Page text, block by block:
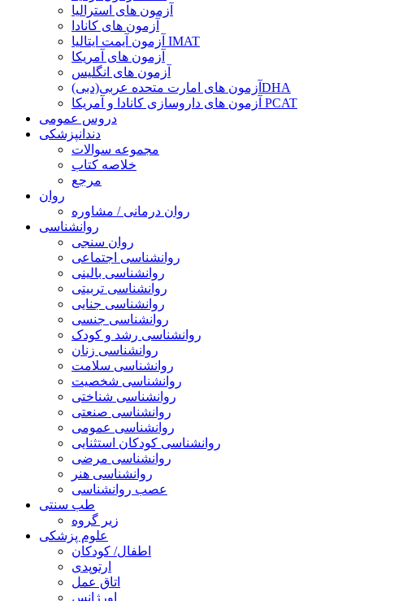
آزمون های استرالیا
آزمون های کانادا
آزمون آیمت ایتالیا IMAT
آزمون های آمریکا
آزمون های انگلیس
آزمون های امارت متحده عربی(دبی)DHA
آزمون های داروسازی کانادا و آمریکا PCAT
دروس عمومی
دندانپزشکی
مجموعه سوالات
خلاصه کتاب
مرجع
روان
روان درمانی / مشاوره
روانشناسی
روان سنجی
روانشناسی اجتماعی
روانشناسی بالینی
روانشناسی تربیتی
روانشناسی جنایی
روانشناسی جنسی
روانشناسی رشد و کودک
روانشناسی زنان
روانشناسی سلامت
روانشناسی شخصیت
روانشناسی شناختی
روانشناسی صنعتی
روانشناسی عمومی
روانشناسی کودکان استثنایی
روانشناسی مرضی
روانشناسی هنر
عصب روانشناسی
طب سنتی
زیر گروه
علوم پزشکی
اطفال/ کودکان
ارتوپدی
اتاق عمل
اورژانس